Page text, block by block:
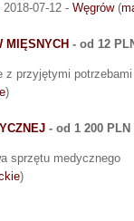
07-12 - Węgrów(
MIĘSNYCH - od 12
przyjętymi
)
- od 1 200 PLN
sprzętu medycznego
)